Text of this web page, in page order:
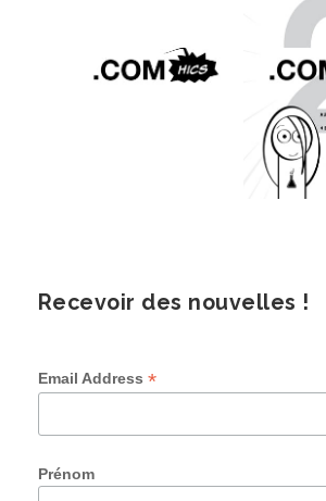
Recevoir des nouvelles !
Email Address *
Prénom